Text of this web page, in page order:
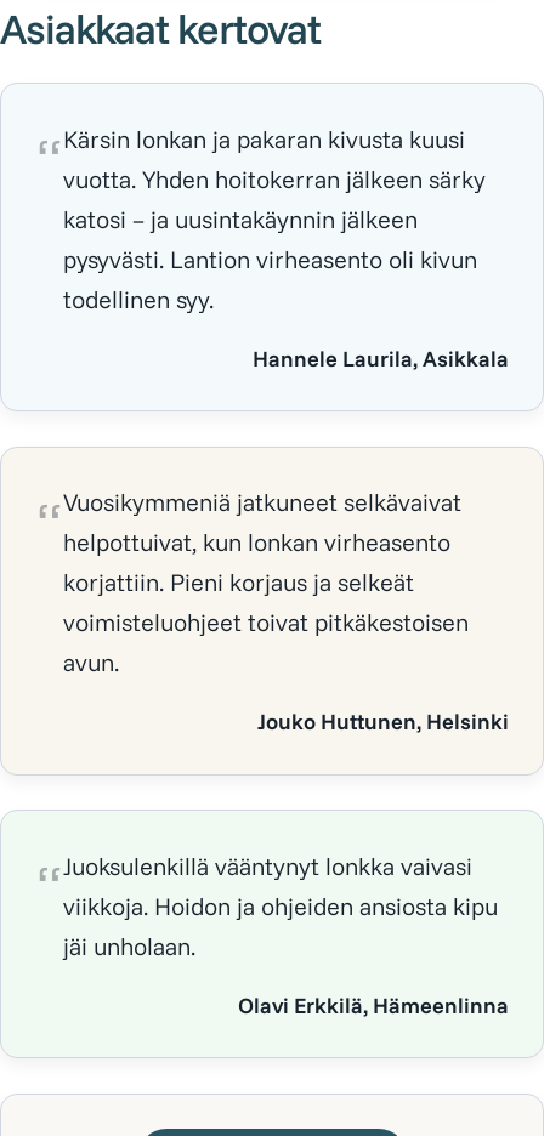
Asiakkaat kertovat
Kärsin lonkan ja pakaran kivusta kuusi
vuotta. Yhden hoitokerran jälkeen särky
katosi – ja uusintakäynnin jälkeen
pysyvästi. Lantion virheasento oli kivun
todellinen syy.
Hannele Laurila, Asikkala
Vuosikymmeniä jatkuneet selkävaivat
helpottuivat, kun lonkan virheasento
korjattiin. Pieni korjaus ja selkeät
voimisteluohjeet toivat pitkäkestoisen
avun.
Jouko Huttunen, Helsinki
Juoksulenkillä vääntynyt lonkka vaivasi
viikkoja. Hoidon ja ohjeiden ansiosta kipu
jäi unholaan.
Olavi Erkkilä, Hämeenlinna